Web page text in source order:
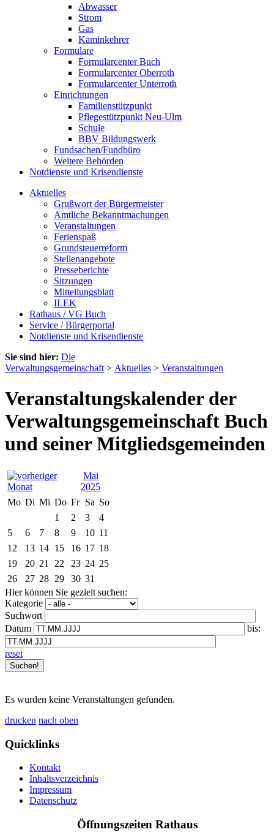
Abwasser
Strom
Gas
Kaminkehrer
Formulare
Formularcenter Buch
Formularcenter Oberroth
Formularcenter Unterroth
Einrichtungen
Familienstützpunkt
Pflegestützpunkt Neu-Ulm
Schule
BBV Bildungswerk
Fundsachen/Fundbüro
Weitere Behörden
Notdienste und Krisendienste
Aktuelles
Grußwort der Bürgermeister
Amtliche Bekanntmachungen
Veranstaltungen
Ferienspaß
Grundsteuerreform
Stellenangebote
Presseberichte
Sitzungen
Mitteilungsblatt
ILEK
Rathaus / VG Buch
Service / Bürgerportal
Notdienste und Krisendienste
Sie sind hier: Die
Verwaltungsgemeinschaft > Aktuelles > Veranstaltungen
Veranstaltungskalender der
Verwaltungsgemeinschaft Buch
und seiner Mitgliedsgemeinden
Mai
2025
Mo Di Mi Do Fr Sa So
1
2 3
4
5
6 7 8 9 10 11
12
13 14 15 16 17 18
19
20 21 22 23 24 25
26
27 28 29 30 31
Hier können Sie gezielt suchen:
Kategorie
Suchwort
Datum
bis:
reset
Es wurden keine Veranstaltungen gefunden.
drucken nach oben
Quicklinks
Kontakt
Inhaltsverzeichnis
Impressum
Datenschutz
Öffnungszeiten Rathaus